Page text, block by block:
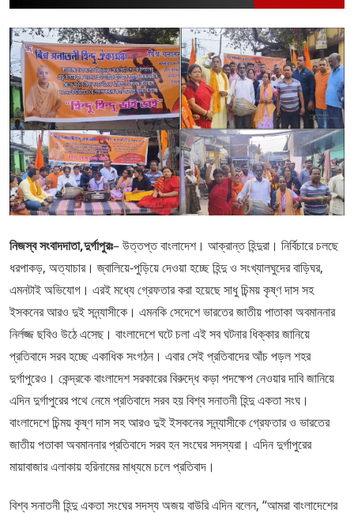
নিজস্ব সংবাদদাতা,দুর্গাপুরঃ– উত্তপ্ত বাংলাদেশ। আক্রান্ত হিন্দুরা। নির্বিচারে চলছে
ধরপাকড়, অত্যাচার। জ্বালিয়ে-পুড়িয়ে দেওয়া হচ্ছে হিন্দু ও সংখ্যালঘুদের বাড়িঘর,
এমনটাই অভিযোগ। এরই মধ্যে গ্রেফতার করা হয়েছে সাধু চিন্ময় কৃষ্ণ দাস সহ
ইসকনের আরও দুই সন্ন্যাসীকে। এমনকি সেদেশে ভারতের জাতীয় পাতাকা অবমাননার
নির্লজ্জ ছবিও উঠে এসেছ। বাংলাদেশে ঘটে চলা এই সব ঘটনার ধিক্কার জানিয়ে
প্রতিবাদে সরব হচ্ছে একাধিক সংগঠন। এবার সেই প্রতিবাদের আঁচ পড়ল শহর
দুর্গাপুরেও। কেন্দ্রকে বাংলাদেশ সরকারের বিরুদ্ধে কড়া পদক্ষেপ নেওয়ার দাবি জানিয়ে
এদিন দুর্গাপুরের পথে নেমে প্রতিবাদে সরব হয় বিশ্ব সনাতনী হিন্দু একতা সংঘ।
বাংলাদেশে চিন্ময় কৃষ্ণ দাস সহ আরও দুই ইসকনের সন্ন্যাসীকে গ্রেফতার ও ভারতের
জাতীয় পতাকা অবমাননার প্রতিবাদে সরব হন সংঘের সদস্যরা। এদিন দুর্গাপুরের
মায়াবাজার এলাকায় হরিনামের মাধ্যমে চলে প্রতিবাদ।
বিশ্ব সনাতনী হিন্দু একতা সংঘের সদস্য অজয় বাউরি এদিন বলেন, “আমরা বাংলাদেশের